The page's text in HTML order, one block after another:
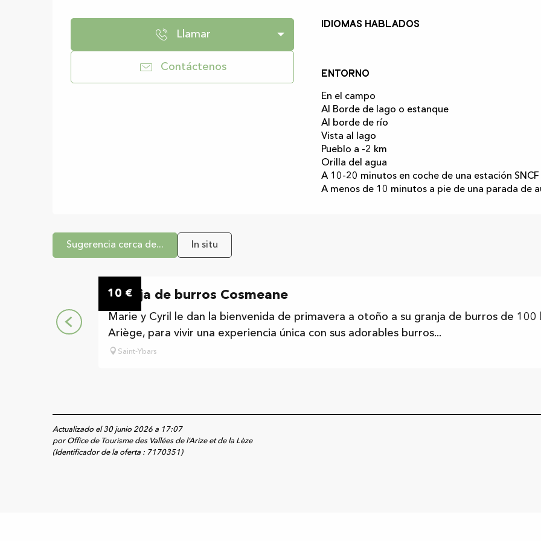
Llamar
Contáctenos
Idiomas hablados
Idiomas hablados
Entorno
Entorno
En el campo
Al Borde de lago o estanque
Al borde de río
Vista al lago
Pueblo a -2 km
Orilla del agua
A 10-20 minutos en coche de una estación SNCF
A menos de 10 minutos a pie de una parada de
Sugerencia cerca de... In situ
10 €
Granja de burros Cosmeane
Marie y Cyril le dan la bienvenida de primavera a otoño a su granja de burros de 100
Ariège, para vivir una experiencia única con sus adorables burros...
Saint-Ybars
Actualizado el 30 junio 2026 a 17:07
por Office de Tourisme des Vallées de l’Arize et de la Lèze
(Identificador de la oferta : 7170351 )